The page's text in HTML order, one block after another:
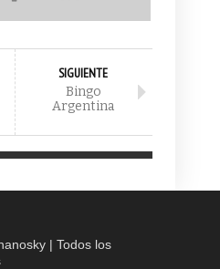
SIGUIENTE
Bingo
Argentina
| Todos los